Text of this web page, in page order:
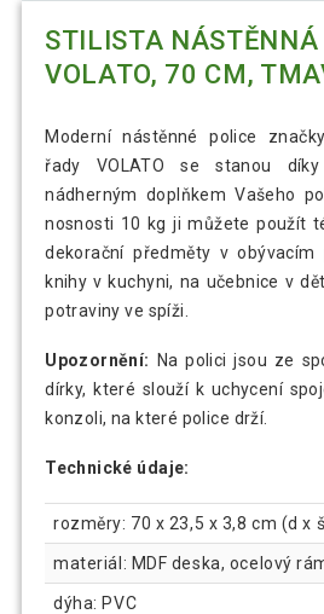
STILISTA NÁSTĚNNÁ
VOLATO, 70 CM,
Moderní nástěnné police
řady VOLATO se stanou
nádherným doplňkem Vašeho
nosnosti 10 kg ji můžete použít
dekorační předměty v obývacím
knihy v kuchyni, na učebnice v
potraviny ve spíži.
Upozornění:
Na polici jsou ze
dírky, které slouží k uchycení
konzoli, na které police drží.
Technické údaje:
rozměry: 70 x 23,5 x 3,8 cm (d x
materiál: MDF deska, ocelový
dýha: PVC